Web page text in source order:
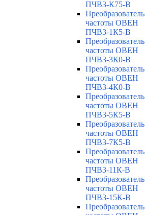
ПЧВ3-К75-В
Преобразователь
частоты ОВЕН
ПЧВ3-1К5-В
Преобразователь
частоты ОВЕН
ПЧВ3-3К0-В
Преобразователь
частоты ОВЕН
ПЧВ3-4К0-В
Преобразователь
частоты ОВЕН
ПЧВ3-5К5-В
Преобразователь
частоты ОВЕН
ПЧВ3-7К5-В
Преобразователь
частоты ОВЕН
ПЧВ3-11К-В
Преобразователь
частоты ОВЕН
ПЧВ3-15К-В
Преобразователь